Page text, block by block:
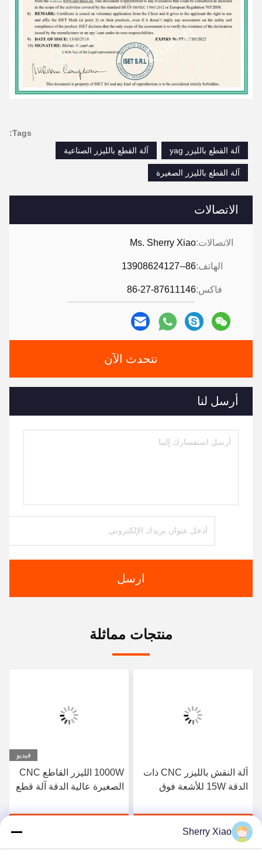
الاتصالات
الاتصالات:Ms. Sherry Xiao
الهاتف:86--13908624127
فاكس:86-27-87611146
نتحدث الآن
أرسل لنا
ارسل
Tags:
آلة القطع بالليزر yag
آلة القطع بالليزر الصناعية
آلة القطع بالليزر الصغيرة
منتجات مماثلة
آلة النقش بالليزر CNC ذات
الدقة 15W للأشعة فوق
الفينيل متعدد الكلور
احصل على أفضل سعر
فيديو
1000W الليزر القاطع CNC
الصغيرة عالية الدقة آلة قطع
Sherry Xiao